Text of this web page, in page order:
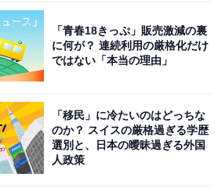
たミステリードラマです。
となる強行犯係の刑事・池田絆
と知らず明日香に好意を寄せてい
ています。
「青春18きっぷ」販売激減の裏
に何が？ 連続利用の厳格化だけ
ではない「本当の理由」
「移民」に冷たいのはどっちな
のか？ スイスの厳格過ぎる学歴
選別と、日本の曖昧過ぎる外国
人政策